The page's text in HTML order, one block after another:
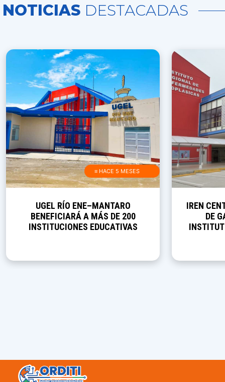
NOTICIAS DESTACADAS
≡ HACE 5 MESES
UGEL RÍO ENE–MANTARO
BENEFICIARÁ A MÁS DE 200
INSTITUCIONES EDUCATIVAS
IREN
DE